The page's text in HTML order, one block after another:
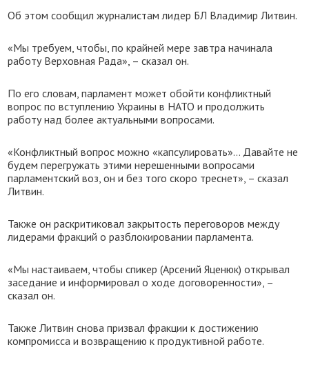
Об этом сообщил журналистам лидер БЛ Владимир Литвин.
«Мы требуем, чтобы, по крайней мере завтра начинала
работу Верховная Рада», – сказал он.
По его словам, парламент может обойти конфликтный
вопрос по вступлению Украины в НАТО и продолжить
работу над более актуальными вопросами.
«Конфликтный вопрос можно «капсулировать»... Давайте не
будем перегружать этими нерешенными вопросами
парламентский воз, он и без того скоро треснет», – сказал
Литвин.
Также он раскритиковал закрытость переговоров между
лидерами фракций о разблокировании парламента.
«Мы настаиваем, чтобы спикер (Арсений Яценюк) открывал
заседание и информировал о ходе договоренности», –
сказал он.
Также Литвин снова призвал фракции к достижению
компромисса и возвращению к продуктивной работе.